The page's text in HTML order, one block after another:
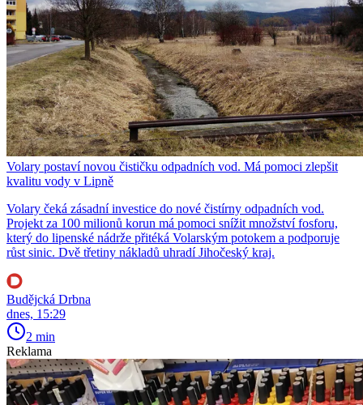
Volary postaví novou čističku odpadních vod. Má pomoci zlepšit
kvalitu vody v Lipně
Volary čeká zásadní investice do nové čistírny odpadních vod.
Projekt za 100 milionů korun má pomoci snížit množství fosforu,
který do lipenské nádrže přitéká Volarským potokem a podporuje
růst sinic. Dvě třetiny nákladů uhradí Jihočeský kraj.
Budějcká Drbna
dnes, 15:29
2 min
Reklama